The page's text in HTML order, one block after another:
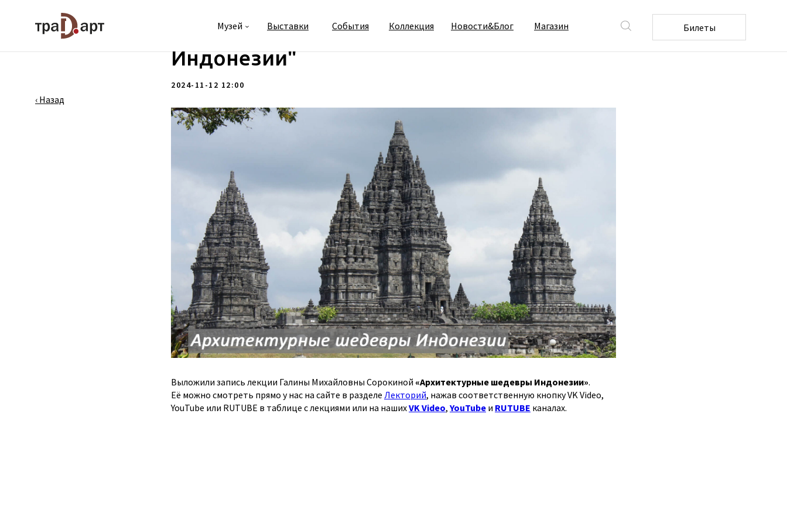
Музей Магазин
Новости&Блог
Коллекция
Выставки
‹ Билеты
События
‹ Назад
Запись лекции "Архитектурные шедевры
Индонезии"
2024-11-12 12:00
Выложили запись лекции Галины Михайловны Сорокиной «Архитектурные шедевры Индонезии».
Её можно смотреть прямо у нас на сайте в разделе Лекторий, нажав соответственную кнопку VK Video,
YouTube или RUTUBE в таблице с лекциями или на нашихVK Video, YouTube и RUTUBE каналах.